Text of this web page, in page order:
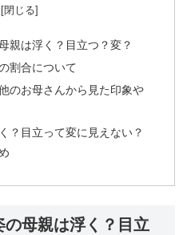
親は浮く？目立つ？変？
割合について
のお母さんから見た印象や
？目立って変に見えない？
の母親は浮く？目立